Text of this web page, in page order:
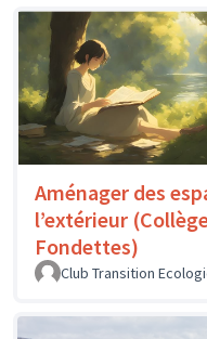
Aménager des
l’extérieur
Fondettes)
Club Transition